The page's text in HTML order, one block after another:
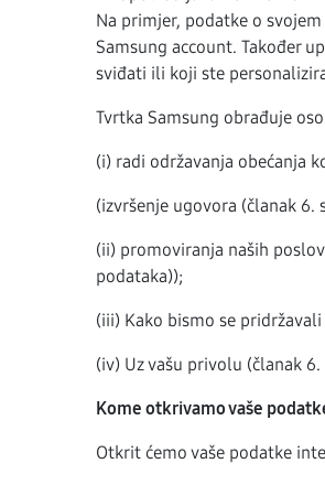
Na primjer, podatke o
Samsung account. Također
sviđati ili koji ste
Tvrtka Samsung obrađuje
(i) radi održavanja obećanja
(izvršenje ugovora (članak 6.
(ii) promoviranja naših
podataka));
(iii) Kako bismo se
(iv) Uz vašu privolu (članak
Kome otkrivamo vaše
Otkrit ćemo vaše podatke